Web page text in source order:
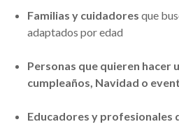
Familias y cuidadores que
adaptados por edad
Personas que quieren hacer
cumpleaños, Navidad o
Educadores y profesionales